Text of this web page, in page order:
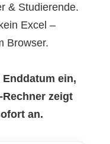
& Studierende.
Excel –
Browser.
ein,
zeigt
an.